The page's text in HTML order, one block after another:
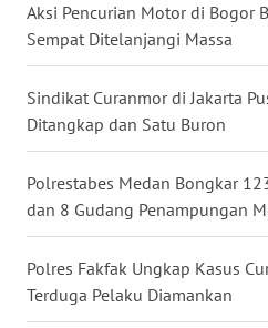
Aksi Pencurian Motor di Bogor
Sempat Ditelanjangi Massa
Sindikat Curanmor di Jakarta
Ditangkap dan Satu Buron
Polrestabes Medan Bongkar
dan 8 Gudang Penampungan
Polres Fakfak Ungkap Kasus
Terduga Pelaku Diamankan
WN
SULUT
WN
MALUKU
WN
MALUT
DAIRI